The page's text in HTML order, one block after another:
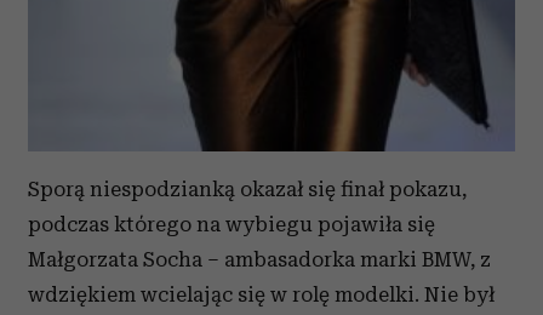
Sporą niespodzianką okazał się finał pokazu,
podczas którego na wybiegu pojawiła się
Małgorzata Socha – ambasadorka marki BMW, z
wdziękiem wcielając się w rolę modelki. Nie był